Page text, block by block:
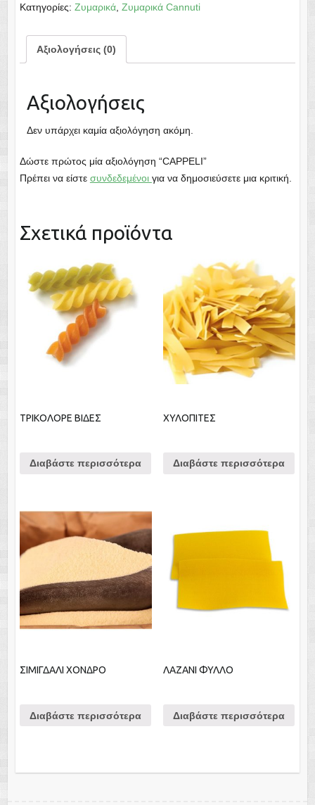
Κατηγορίες: Ζυμαρικά, Ζυμαρικά Cannuti
Αξιολογήσεις (0)
Αξιολογήσεις
Δεν υπάρχει καμία αξιολόγηση ακόμη.
Δώστε πρώτος μία αξιολόγηση “CAPPELI”
Πρέπει να είστε συνδεδεμένοι για να δημοσιεύσετε μια κριτική.
Σχετικά προϊόντα
ΤΡΙΚΟΛΟΡΕ ΒΙΔΕΣ
Διαβάστε περισσότερα
ΧΥΛΟΠΙΤΕΣ
Διαβάστε περισσότερα
ΣΙΜΙΓΔΑΛΙ ΧΟΝΔΡΟ
Διαβάστε περισσότερα
ΛΑΖΑΝΙ ΦΥΛΛΟ
Διαβάστε περισσότερα